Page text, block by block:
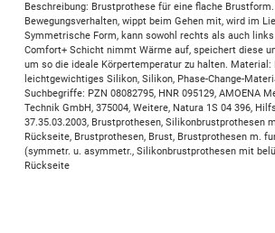
Beschreibung: Brustprothese für eine flache
Bewegungsverhalten, wippt beim Gehen mit, wird im
Symmetrische Form, kann sowohl rechts als auch
Comfort+ Schicht nimmt Wärme auf, speichert diese
um so die ideale Körpertemperatur zu halten. Material:
leichtgewichtiges Silikon, Silikon, Phase-Change-
Suchbegriffe: PZN 08082795, HNR 095129, AMOENA
Technik GmbH, 375004, Weitere, Natura 1S 04 396,
37.35.03.2003, Brustprothesen, Silikonbrustprothesen
Rückseite, Brustprothesen, Brust, Brustprothesen m.
(symmetr. u. asymmetr., Silikonbrustprothesen mit
Rückseite